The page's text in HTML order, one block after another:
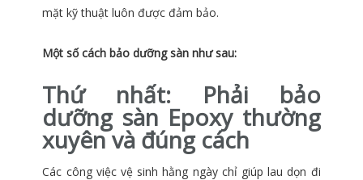
mặt kỹ thuật luôn được đảm bảo.
Một số cách bảo dưỡng sàn như sau:
Thứ nhất: Phải bảo
dưỡng sàn Epoxy thường
xuyên và đúng cách
Các công việc vệ sinh hằng ngày chỉ giúp lau dọn đi